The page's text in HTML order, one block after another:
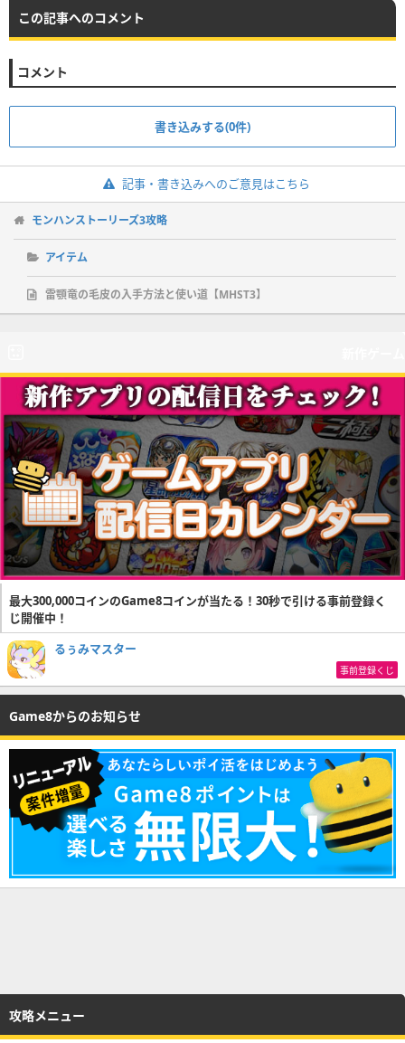
この記事へのコメント
コメント
書き込みする(0件)
記事・書き込みへのご意見はこちら
モンハンストーリーズ3攻略
アイテム
雷顎竜の毛皮の入手方法と使い道【MHST3】
最大300,000コインのGame8コインが当たる！30秒で引ける事前登録く
じ開催中！
るぅみマスター
事前登録くじ
Game8からのお知らせ
攻略メニュー